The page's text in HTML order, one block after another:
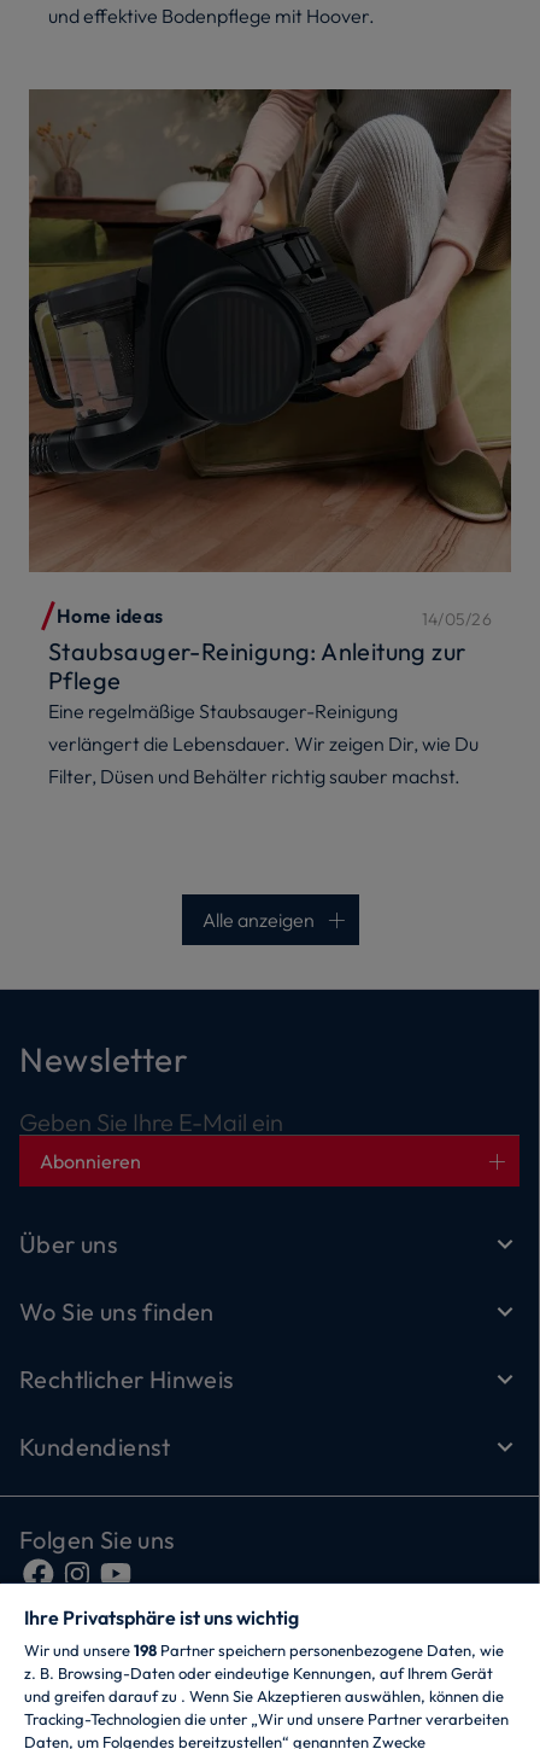
und effektive Bodenpflege mit Hoover.
Home ideas 14/05/26
Staubsauger-Reinigung: Anleitung zur
Pflege
Eine regelmäßige Staubsauger-Reinigung
verlängert die Lebensdauer. Wir zeigen Dir, wie Du
Filter, Düsen und Behälter richtig sauber machst.
Alle anzeigen
Newsletter
Geben Sie Ihre E-Mail ein
Abonnieren
Über uns
Wo Sie uns finden
Rechtlicher Hinweis
Kundendienst
Folgen Sie uns
Ihre Privatsphäre ist uns wichtig
Wir und unsere198 Partner speichern personenbezogene Daten, wie
z. B. Browsing-Daten oder eindeutige Kennungen, auf Ihrem Gerät
und greifen darauf zu . Wenn Sie Akzeptieren auswählen, können die
Tracking-Technologien die unter „Wir und unsere Partner verarbeiten
Daten, um Folgendes bereitzustellen“ genannten Zwecke